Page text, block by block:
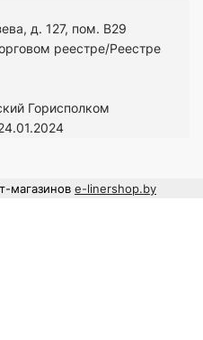
д. 127, пом. В29
реестре/Реестре
Горисполком
.01.2024
магазинов e-linershop.by